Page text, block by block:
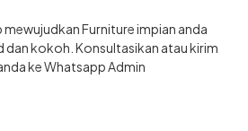
mewujudkan Furniture impian anda
dan kokoh. Konsultasikan atau kirim
ke Whatsapp Admin